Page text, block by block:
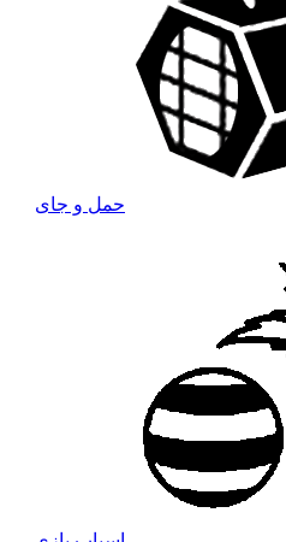
حمل و جای